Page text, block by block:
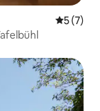
Средна
5 (7)